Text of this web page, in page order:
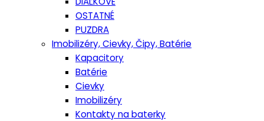
OSTATNÉ
PUZDRA
Imobilizéry, Cievky, Čipy, Batérie
Kapacitory
Batérie
Cievky
Imobilizéry
Kontakty na baterky